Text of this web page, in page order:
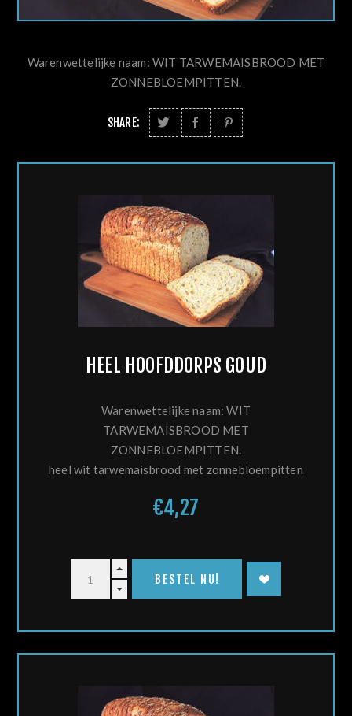
Warenwettelijke naam: WIT TARWEMAISBROOD MET
ZONNEBLOEMPITTEN.
SHARE:
HEEL HOOFDDORPS GOUD
Warenwettelijke naam: WIT
TARWEMAISBROOD MET
ZONNEBLOEMPITTEN.
heel wit tarwemaisbrood met zonnebloempitten
€4,27